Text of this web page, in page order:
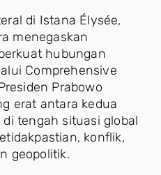
di Istana Élysée,
menegaskan
hubungan
Comprehensive
Prabowo
erat antara kedua
tengah situasi global
konflik,
geopolitik.